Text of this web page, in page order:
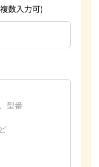
数入力可)